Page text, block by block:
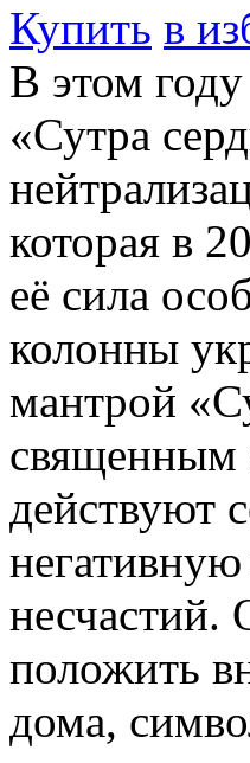
Купить в
В этом
«Сутра
которая в
её сила
колонны
мантрой
священным
действуют
несчастий.
положить
дома,